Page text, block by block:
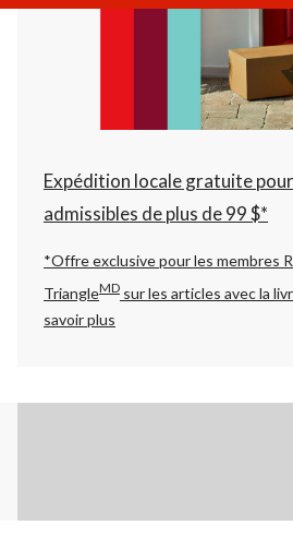
à
22:00
cliquer
pour
Expédition locale gratuite
admissibles de plus de 99 $*
*Offre exclusive pour les membres
TriangleMD sur les articles avec la
savoir plus